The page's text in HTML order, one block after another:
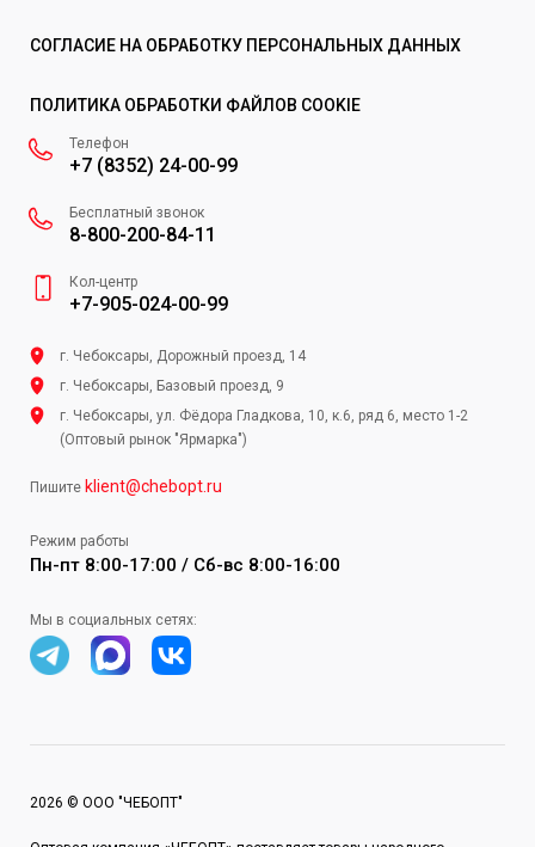
СОГЛАСИЕ НА ОБРАБОТКУ ПЕРСОНАЛЬНЫХ ДАННЫХ
ПОЛИТИКА ОБРАБОТКИ ФАЙЛОВ COOKIE
Телефон
+7 (8352) 24-00-99
Бесплатный звонок
8-800-200-84-11
Кол-центр
+7-905-024-00-99
г. Чебоксары, Дорожный проезд, 14
г. Чебоксары, Базовый проезд, 9
г. Чебоксары, ул. Фёдора Гладкова, 10, к.6, ряд 6, место 1-2
(Оптовый рынок "Ярмарка")
Пишите klient@chebopt.ru
Режим работы
Пн-пт 8:00-17:00 / Сб-вс 8:00-16:00
Мы в социальных сетях:
2026 © ООО "ЧЕБОПТ"